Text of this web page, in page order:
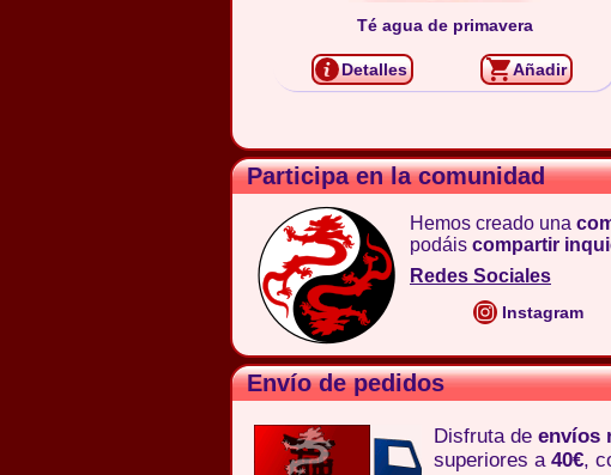
Té agua de primavera
Detalles Añadir
Participa en la comunidad
Hemos creado una
podáis compartir
Redes Sociales
Instagram
Envío de pedidos
Disfruta de envíos
superiores a 40€,